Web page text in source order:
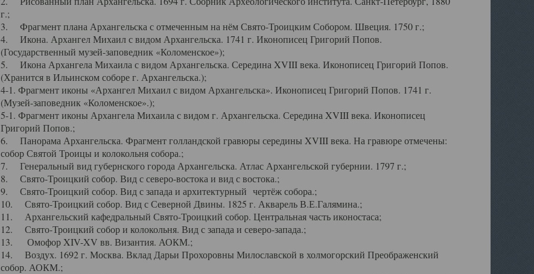
г.;
3. Фрагмент плана Архангельска с отмеченным на нём Свято-Троицким Собором. Швеция. 1750 г.;
4. Икона. Архангел Михаил с видом Архангельска. 1741 г. Иконописец Григорий Попов.
(Государственный музей-заповедник «Коломенское»);
5. Икона Архангела Михаила с видом Архангельска. Середина XVIII века. Иконописец Григорий Попов.
(Хранится в Ильинском соборе г. Архангельска.);
4-1. Фрагмент иконы «Архангел Михаил с видом Архангельска». Иконописец Григорий Попов. 1741 г.
(Музей-заповедник «Коломенское».);
5-1. Фрагмент иконы Архангела Михаила с видом г. Архангельска. Середина XVIII века. Иконописец
Григорий Попов.;
6. Панорама Архангельска. Фрагмент голландской гравюры середины XVIII века. На гравюре отмечены:
собор Святой Троицы и колокольня собора.;
7. Генеральный вид губернского города Архангельска. Атлас Архангельской губернии. 1797 г.;
8. Свято-Троицкий собор. Вид с северо-востока и вид с востока.;
9. Свято-Троицкий собор. Вид с запада и архитектурный чертёж собора.;
10. Свято-Троицкий собор. Вид с Северной Двины. 1825 г. Акварель В.Е.Галямина.;
11. Архангельский кафедральный Свято-Троицкий собор. Центральная часть иконостаса;
12. Свято-Троицкий собор и колокольня. Вид с запада и северо-запада.;
13. Омофор XIV-XV вв. Византия. АОКМ.;
14. Воздух. 1692 г. Москва. Вклад Дарьи Прохоровны Милославской в холмогорский Преображенский
собор. АОКМ.;